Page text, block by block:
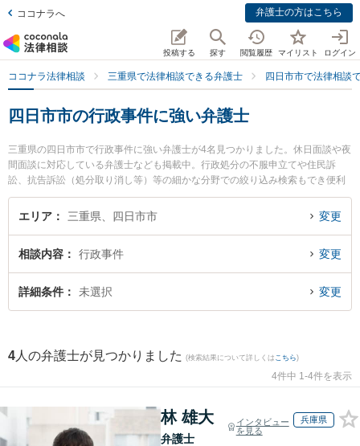
ココナラへ 弁護士の方はこちら
投稿する 探す 閲覧履歴 マイリスト ログイン
ココナラ法律相談 三重県で法律相談できる弁護士 四日市市で法律相談
四日市市の行政事件に強い弁護士
三重県の四日市市で行政事件に強い弁護士が4名見つかりました。休日面談や夜
間面談に対応している弁護士なども掲載中。行政処分の不服申立てや住民訴
訟、抗告訴訟（処分取り消し等）等の細かな分野での絞り込み検索もでき便利
です。特に杉岡法律事務所の杉岡 弘章弁護士や四日市SG法律事務所の伊藤 朋
紀弁護士、北勢綜合法律事務所の早川 忠宏弁護士のプロフィール情報や弁護士
実績豊富な近くの弁護士を検索したい』『初回相談無料で行政事件を法律相談
できる四日市市内の弁護士に相談予約したい』などでお困りの相談者さんにお
すすめです。
エリア 三重県、四日市市 変更
相談内容 行政事件 変更
詳細条件 未選択 変更
4 人の弁護士が見つかりました (検索結果について詳しくは こちら)
4件中 1-4件を表示
林 雄大
弁護士
インタビュー
を見る
兵庫県